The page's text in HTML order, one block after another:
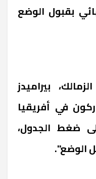
بقبول الوضع
بيراميدز
في أفريقيا
ضغط الجدول،
الوضع".